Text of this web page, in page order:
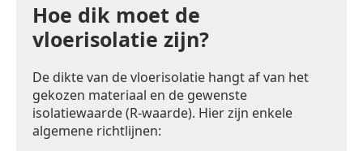
Hoe dik moet de
vloerisolatie zijn?
De dikte van de vloerisolatie hangt af van het
gekozen materiaal en de gewenste
isolatiewaarde (R-waarde). Hier zijn enkele
algemene richtlijnen: